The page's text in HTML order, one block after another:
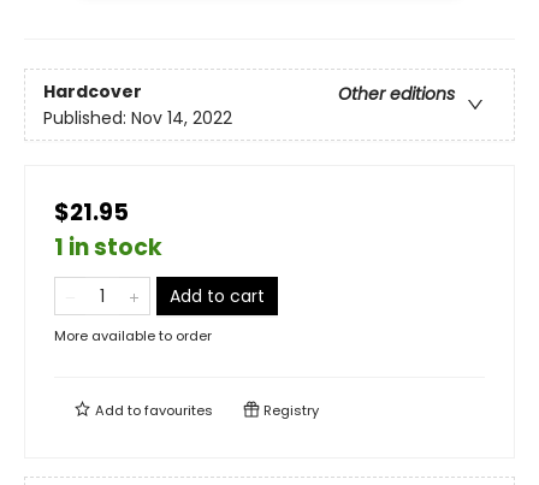
Hardcover
Other editions
Published: Nov 14, 2022
$21.95
1 in stock
Add to cart
More available to order
Add tofavourites Registry